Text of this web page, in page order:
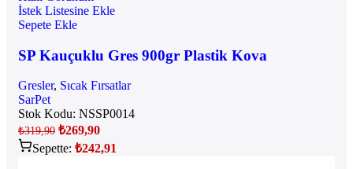
İstek Listesine Ekle
Sepete Ekle
SP Kauçuklu Gres 900gr Plastik Kova
Gresler, Sıcak Fırsatlar
SarPet
Stok Kodu: NSSP0014
₺319,90 ₺269,90
Sepette: ₺242,91